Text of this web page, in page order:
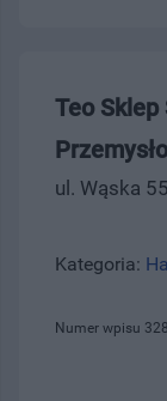
Teo
ul. Wąska
Kategoria:
Numer wpisu